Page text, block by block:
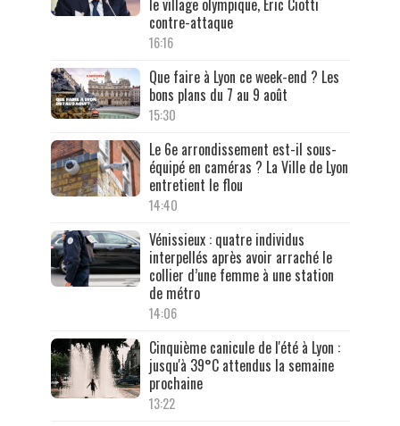
le village olympique, Éric Ciotti
contre-attaque
16:16
Que faire à Lyon ce week-end ? Les
bons plans du 7 au 9 août
15:30
Le 6e arrondissement est-il sous-
équipé en caméras ? La Ville de Lyon
entretient le flou
14:40
Vénissieux : quatre individus
interpellés après avoir arraché le
collier d’une femme à une station
de métro
14:06
Cinquième canicule de l'été à Lyon :
jusqu'à 39°C attendus la semaine
prochaine
13:22